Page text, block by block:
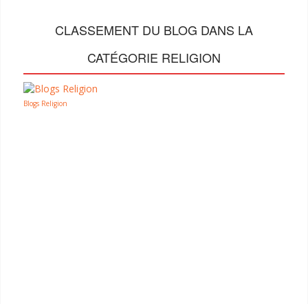
CLASSEMENT DU BLOG DANS LA
CATÉGORIE RELIGION
Blogs Religion